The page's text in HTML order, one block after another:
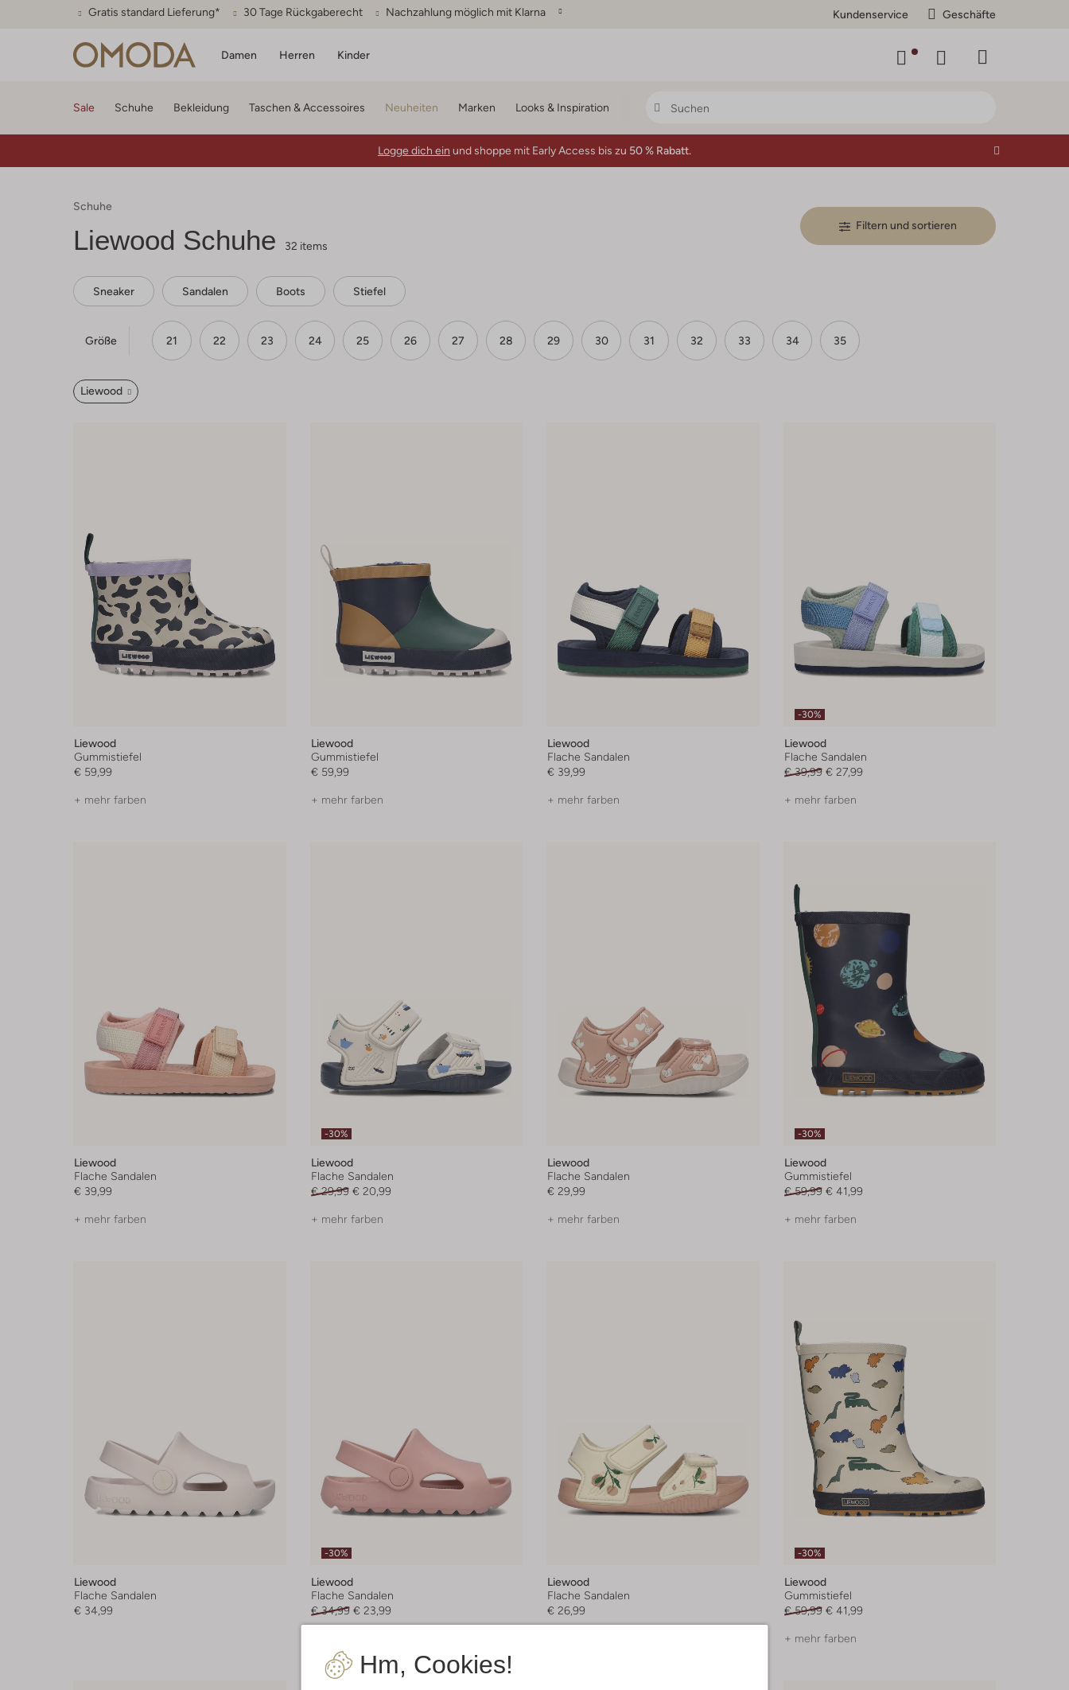
Gratis standard Lieferung* 30 Tage Rückgaberecht Nachzahlung möglich mit Klarna Kundenservice Geschäfte
Damen Herren Kinder
Hm, Cookies!
Sale Schuhe Bekleidung Taschen & Accessoires Neuheiten Marken Looks & Inspiration
Logge dich ein und shoppe mit Early Access bis zu 50 % Rabatt.
Schuhe
Liewood Schuhe 32 items
Filtern und sortieren
Sneaker Sandalen Boots Stiefel
Größe 21 22 23 24 25 26 27 28 29 30 31 32 33 34 35
Liewood
Liewood
Gummistiefel
€ 59,99
+ mehr farben
Liewood
Gummistiefel
€ 59,99
+ mehr farben
Liewood
Flache Sandalen
€ 39,99
+ mehr farben
-30%
Liewood
Flache Sandalen
€ 39,99 € 27,99
+ mehr farben
Liewood
Flache Sandalen
€ 39,99
+ mehr farben
-30%
Liewood
Flache Sandalen
€ 29,99 € 20,99
+ mehr farben
Liewood
Flache Sandalen
€ 29,99
+ mehr farben
-30%
Liewood
Gummistiefel
€ 59,99 € 41,99
+ mehr farben
Liewood
Flache Sandalen
€ 34,99
-30%
Liewood
Flache Sandalen
€ 34,99 € 23,99
Liewood
Flache Sandalen
€ 26,99
-30%
Liewood
Gummistiefel
€ 59,99 € 41,99
+ mehr farben